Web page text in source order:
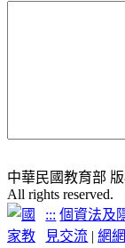
中華民國教育部
All rights reserved.
::: 個資法及
見交流 |網